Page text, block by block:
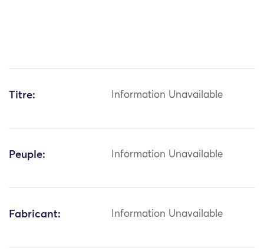
Titre: Information Unavailable
Peuple: Information Unavailable
Fabricant: Information Unavailable